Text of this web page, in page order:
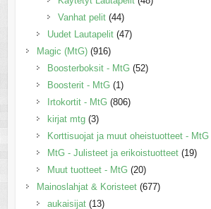
Vanhat pelit (44)
Uudet Lautapelit (47)
Magic (MtG) (916)
Boosterboksit - MtG (52)
Boosterit - MtG (1)
Irtokortit - MtG (806)
kirjat mtg (3)
Korttisuojat ja muut oheistuotteet - MtG
MtG - Julisteet ja erikoistuotteet (19)
Muut tuotteet - MtG (20)
Mainoslahjat & Koristeet (677)
aukaisijat (13)